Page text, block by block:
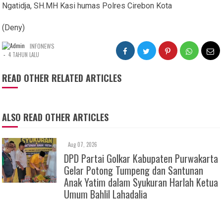
Ngatidja, SH.MH Kasi humas Polres Cirebon Kota
(Deny)
INFONEWS
- 4 TAHUN LALU
READ OTHER RELATED ARTICLES
ALSO READ OTHER ARTICLES
Aug 07, 2026
DPD Partai Golkar Kabupaten Purwakarta
Gelar Potong Tumpeng dan Santunan
Anak Yatim dalam Syukuran Harlah Ketua
Umum Bahlil Lahadalia